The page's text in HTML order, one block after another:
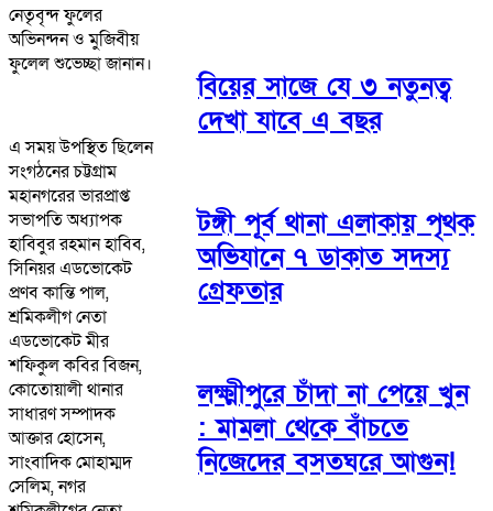
নেতৃবৃন্দ ফুলের
অভিনন্দন ও মুজিবীয়
ফুলেল শুভেচ্ছা জানান।
এ সময় উপস্থিত ছিলেন
সংগঠনের চট্টগ্রাম
মহানগরের ভারপ্রাপ্ত
সভাপতি অধ্যাপক
হাবিবুর রহমান হাবিব,
সিনিয়র এডভোকেট
প্রণব কান্তি পাল,
শ্রমিকলীগ নেতা
এডভোকেট মীর
শফিকুল কবির বিজন,
কোতোয়ালী থানার
সাধারণ সম্পাদক
আক্তার হোসেন,
সাংবাদিক মোহাম্মদ
সেলিম, নগর
বিয়ের সাজে যে ৩ নতুনত্ব
দেখা যাবে এ বছর
টঙ্গী পূর্ব থানা এলাকায় পৃথক
অভিযানে ৭ ডাকাত সদস্য
গ্রেফতার
লক্ষ্মীপুরে চাঁদা না পেয়ে খুন
: মামলা থেকে বাঁচতে
নিজেদের বসতঘরে আগুন!